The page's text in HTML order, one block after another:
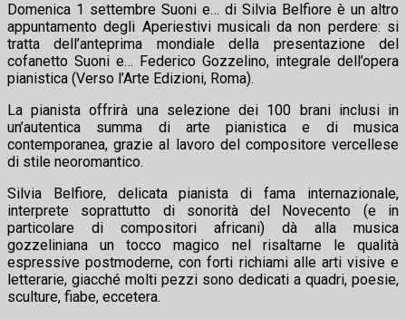
Domenica 1 settembre Suoni e… di Silvia Belfiore è un altro
appuntamento degli Aperiestivi musicali da non perdere: si
tratta dell’anteprima mondiale della presentazione del
cofanetto Suoni e… Federico Gozzelino, integrale dell’opera
pianistica (Verso l’Arte Edizioni, Roma).
La pianista offrirà una selezione dei 100 brani inclusi in
un’autentica summa di arte pianistica e di musica
contemporanea, grazie al lavoro del compositore vercellese
di stile neoromantico.
Silvia Belfiore, delicata pianista di fama internazionale,
interprete soprattutto di sonorità del Novecento (e in
particolare di compositori africani) dà alla musica
gozzeliniana un tocco magico nel risaltarne le qualità
espressive postmoderne, con forti richiami alle arti visive e
letterarie, giacché molti pezzi sono dedicati a quadri, poesie,
sculture, fiabe, eccetera.